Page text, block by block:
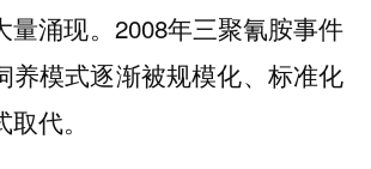
量涌现。2008年三聚氰胺事件
养模式逐渐被规模化、标准化
代。